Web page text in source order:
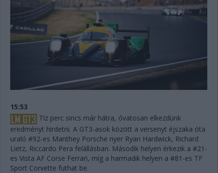
15:53
Tíz perc sincs már hátra, óvatosan elkezdünk
eredményt hirdetni. A GT3-asok között a versenyt éjszaka óta
uraló #92-es Manthey Porsche nyer Ryan Hardwick, Richard
Lietz, Riccardo Pera felállásban. Második helyen érkezik a #21-
es Vista AF Corse Ferrari, míg a harmadik helyen a #81-es TF
Sport Corvette futhat be.